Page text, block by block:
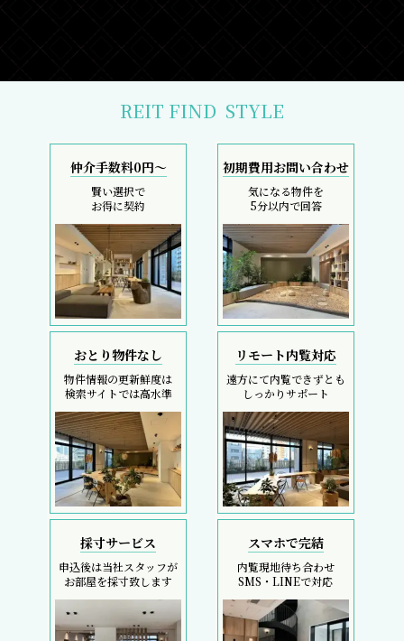
REIT FIND STYLE
仲介手数料0円～
賢い選択で
お得に契約
初期費用お問い合わせ
気になる物件を
5分以内で回答
おとり物件なし
物件情報の更新鮮度は
検索サイトでは高水準
リモート内覧対応
遠方にて内覧できずとも
しっかりサポート
採寸サービス
申込後は当社スタッフが
お部屋を採寸致します
スマホで完結
内覧現地待ち合わせ
SMS・LINEで対応